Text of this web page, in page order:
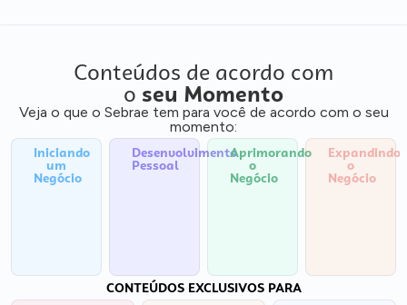
Conteúdos de acordo com
o seu Momento
Veja o que o Sebrae tem para você de acordo com o seu
momento:
Iniciando
um
Negócio
Desenvolvimento
Pessoal
Aprimorando
o
Negócio
Expandindo
o
Negócio
CONTEÚDOS EXCLUSIVOS PARA